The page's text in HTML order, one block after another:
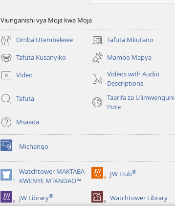
Viunganishi vya Moja kwa Moja
Omba Utembelewe Tafuta Mkutano
(opens
new
window)
Tafuta Kusanyiko
(opens
new
window)
Mambo Mapya
Video
Videos with Audio
Descriptions
Tafuta
Taarifa za Ulimwenguni
Pote
Msaada
Michango
(opens
new
window)Watchtower MAKTABA
KWENYE MTANDAO™
(opens
new
window)
JW Hub®
(opens
window)
JW Library® Watchtower Library